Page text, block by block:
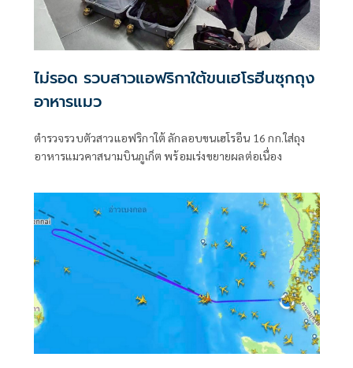
ไม่รอด รวบสาวแอฟริกาใต้ขนเฮโรฮีนซุกถุง
อาหารแมว
ตำรวจรวบตัวสาวแอฟริกาใต้ ลักลอบขนเฮโรอีน 16 กก.ใส่ถุง
อาหารแมวคาสนามบินภูเก็ต พร้อมเร่งขยายผลต่อเนื่อง